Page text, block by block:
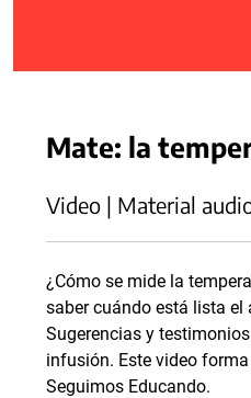
Mate: la
Video | Material
¿Cómo se mide la
saber cuándo está lista el
Sugerencias y
infusión. Este video
Seguimos Educando.